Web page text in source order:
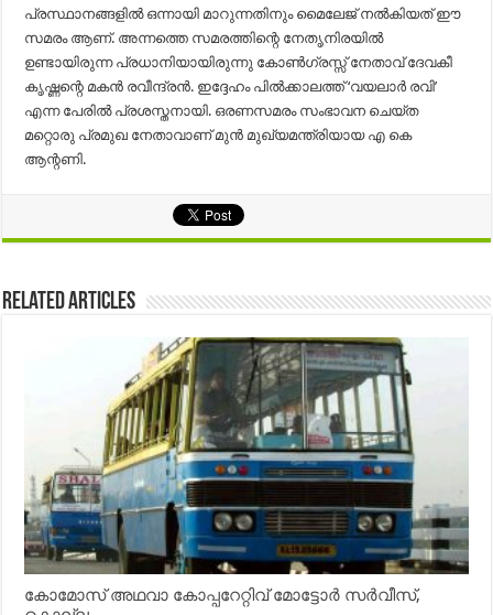
പ്രസ്ഥാനങ്ങളിൽ ഒന്നായി മാറുന്നതിനും മൈലേജ്‌ നൽകിയത്‌ ഈ
സമരം ആണ്. അന്നത്തെ സമരത്തിന്റെ നേതൃനിരയിൽ
ഉണ്ടായിരുന്ന പ്രധാനിയായിരുന്നു കോൺഗ്രസ്സ്‌ നേതാവ്‌ ദേവകീ
കൃഷ്ണന്റെ മകൻ രവീന്ദ്രൻ. ഇദ്ദേഹം പിൽക്കാലത്ത്‌ ‘വയലാർ രവി’
എന്ന പേരിൽ പ്രശസ്തനായി. ഒരണസമരം സംഭാവന ചെയ്ത
മറ്റൊരു പ്രമുഖ നേതാവാണ് മുൻ മുഖ്യമന്ത്രിയായ എ കെ
ആന്റണി.
Related Articles
കോമോസ് അഥവാ കോപ്പറേറ്റിവ് മോട്ടോര്‍ സര്‍വീസ്,